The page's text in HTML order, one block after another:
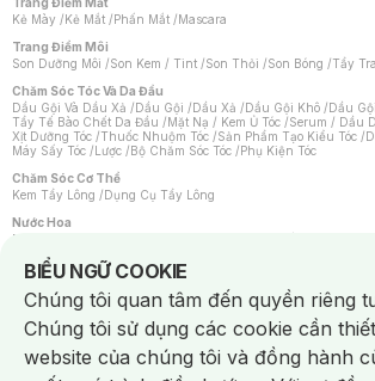
Kẻ Mày /Kẻ Mắt /Phấn Mắt /Mascara
Trang Điểm Môi
Son Dưỡng Môi /Son Kem / Tint /Son Thỏi /Son Bóng /Tẩy
Chăm Sóc Tóc Và Da Đầu
Dầu Gội Và Dầu Xả /Dầu Gội /Dầu Xả /Dầu Gội Khô /Dầu
Tẩy Tế Bào Chết Da Đầu /Mặt Nạ / Kem Ủ Tóc /Serum / Dầu
Xịt Dưỡng Tóc /Thuốc Nhuộm Tóc /Sản Phẩm Tạo Kiểu Tóc /
Máy Sấy Tóc /Lược /Bộ Chăm Sóc Tóc /Phụ Kiện Tóc
Chăm Sóc Cơ Thể
Kem Tẩy Lông /Dụng Cụ Tẩy Lông
Nước Hoa
Nước Hoa Nữ
Chăm Sóc Cá Nhân
Chống Muỗi /Khẩu Trang /Máy Massage/Mặt Nạ Xông Hơi /
Sản Phẩm Chăm Sóc Khác /Bàn Chải Đánh Răng /Bàn Chải
Hỗ Trợ Trắng Răng/Kem Đánh Răng /Máy Tăm Nước/ Nước
Tăm / Chỉ Nha Khoa/ Xịt Thơm Miệng / Dung Dịch Vệ Sinh/
Khăn Ướt Vệ Sinh Vùng Kín/Băng Vệ Sinh/Tampon/Bọt
Máy Cạo Râu
BIỂU NGỮ COOKIE
Notice about cookies usage
Chúng tôi quan tâm đến quyền riêng
Chúng tôi sử dụng các cookie cần
website của chúng tôi và đồng hành